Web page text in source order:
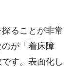
ることが非常
が「着床障
す。表面化し